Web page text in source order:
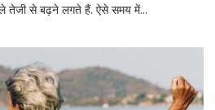
टाइप-2
सावधान
!
तेजी से बढ़ने लगते हैं. ऐसे समय में...